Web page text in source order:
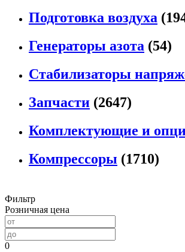
Подготовка воздуха
Генераторы азота (54)
Стабилизаторы
Запчасти (2647)
Комплектующие и
Компрессоры (1710)
Фильтр
Розничная цена
0